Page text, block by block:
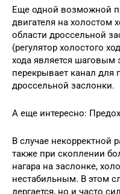
Еще одной возможной
двигателя на холостом
области дроссельной
(регулятор холостого
хода является шаговым
перекрывает канал для
дроссельной заслонки.
А еще интересно:
В случае некорректной
также при скоплении
нагара на заслонке,
нестабильным. В этом
дергается, но и часто